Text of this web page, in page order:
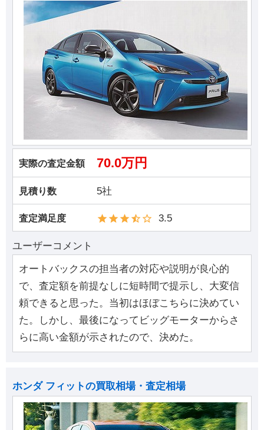
実際の査定金額 70.0万円
見積り数 5社
査定満足度 3.5
ユーザーコメント
オートバックスの担当者の対応や説明が良心的
で、査定額を前提なしに短時間で提示し、大変信
頼できると思った。当初はほぼこちらに決めてい
た。しかし、最後になってビッグモーターからさ
らに高い金額が示されたので、決めた。
ホンダ フィットの買取相場・査定相場